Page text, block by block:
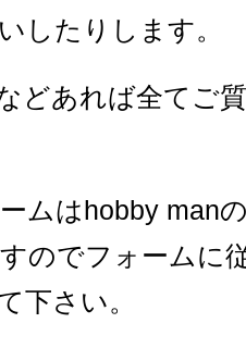
したりします。
どあれば全てご
ムはhobby man
のでフォームに
下さい。